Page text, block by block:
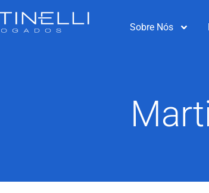
Sobre Nós